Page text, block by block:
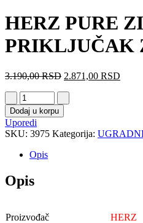
HERZ PURE
PRIKLJUČAK
3.190,00RSD 2.871,00 RSD
Dodaj u korpu
Uporedi
SKU: 3975 Kategorija:
Opis
Opis
Proizvođač